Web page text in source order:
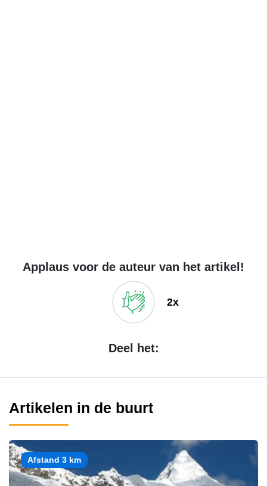
Applaus voor de auteur van het artikel!
2x
Deel het:
Artikelen in de buurt
Afstand 3 km